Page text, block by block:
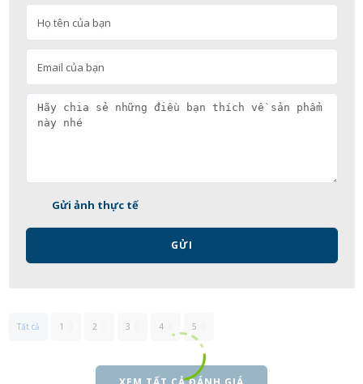
Gửi ảnh thực tế
GỬI
Tất cả 1 2 3 4 5